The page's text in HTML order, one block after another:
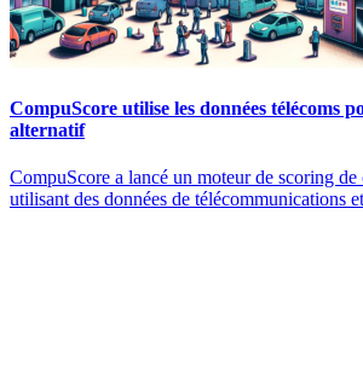
CompuScore utilise les données télécoms
alternatif
CompuScore a lancé un moteur de scoring
utilisant des données de télécommunications